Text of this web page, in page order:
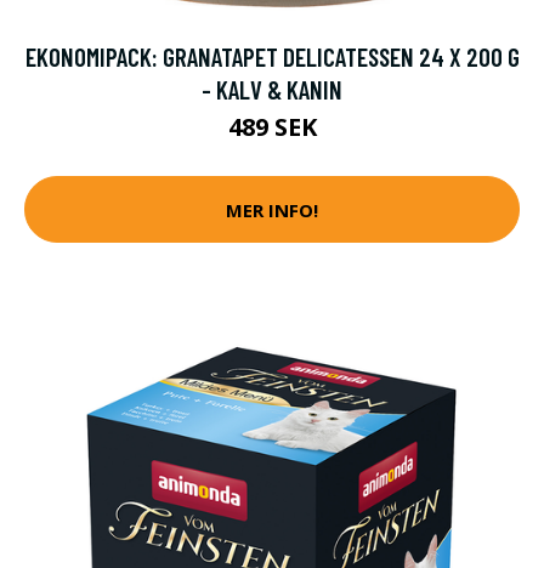
EKONOMIPACK: GRANATAPET DELICATESSEN 24 X 200 G
- KALV & KANIN
489 SEK
MER INFO!